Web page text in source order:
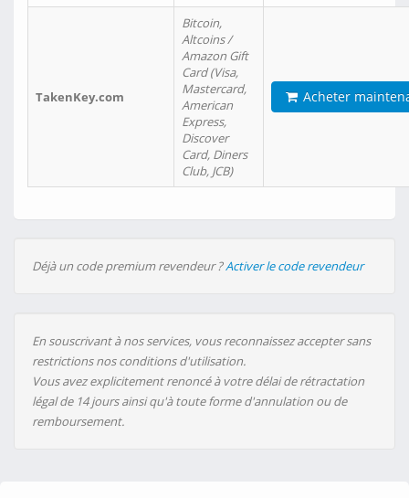
TakenKey.com
Bitcoin,
Altcoins /
Amazon Gift
Card (Visa,
Mastercard,
American
Express,
Discover
Card, Diners
Club, JCB)
Acheter
Déjà un code premium revendeur ?Activer le code revendeur
En souscrivant à nos services, vous reconnaissez accepter sans
restrictions nos conditions d'utilisation.
Vous avez explicitement renoncé à votre délai de rétractation
légal de 14 jours ainsi qu'à toute forme d'annulation ou de
remboursement.